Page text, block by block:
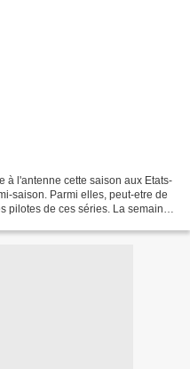
à l'antenne cette saison aux Etats-
saison. Parmi elles, peut-etre de
pilotes de ces séries. La semaine